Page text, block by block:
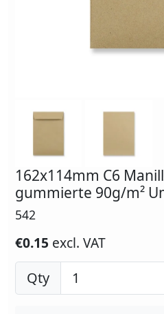
162x114mm C6
gummierte 90g/m²
542
€0.15 excl. VAT
Qty